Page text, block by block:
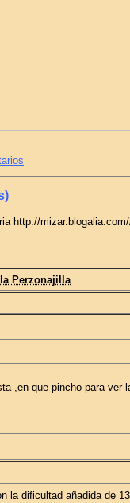
http://
Perzonajilla
,en que pincho para
la dificultad añadida de 13